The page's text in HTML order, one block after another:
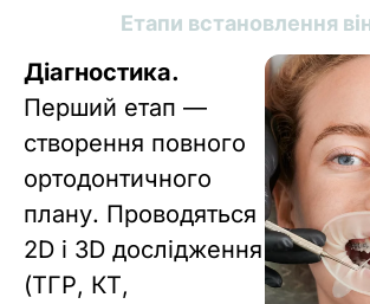
Етапи встановлення
Діагностика.
Перший етап —
створення повного
ортодонтичного
плану. Проводяться
2D і 3D дослідження
(ТГР, КТ,